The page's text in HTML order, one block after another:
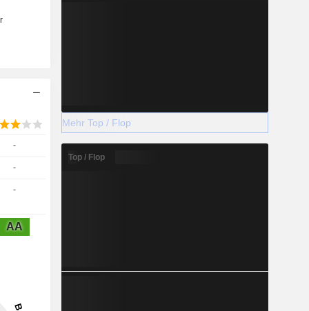
-
-
-
AA
Mehr Top / Flop
Top / Flop